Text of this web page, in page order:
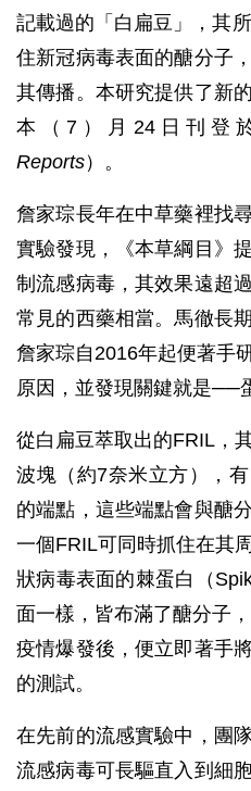
記載過的「白扁豆」，其
住新冠病毒表面的醣分子
其傳播。本研究提供了新
本（7）月24日刊登
Reports）。
詹家琮長年在中草藥裡找
實驗發現，《本草綱目》
制流感病毒，其效果遠超
常見的西藥相當。馬徹長
詹家琮自2016年起便著手
原因，並發現關鍵就是──
從白扁豆萃取出的FRIL，
波塊（約7奈米立方），
的端點，這些端點會與醣
一個FRIL可同時抓住在其
狀病毒表面的棘蛋白（
面一樣，皆布滿了醣分子
疫情爆發後，便立即著手
的測試。
在先前的流感實驗中，團
流感病毒可長驅直入到細